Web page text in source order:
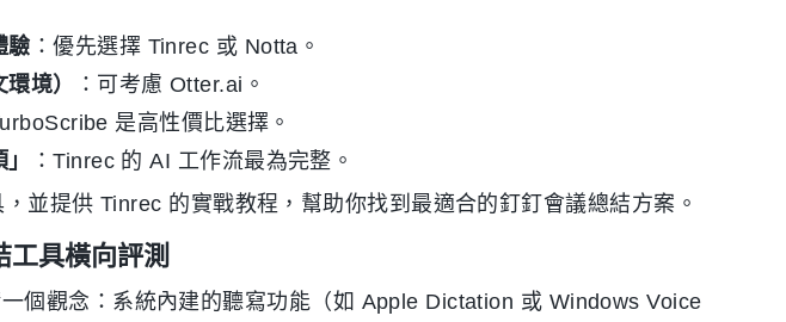
驗 ：優先選擇 Tinrec 或 Notta。
境）
：可考慮 Otter.ai。
是高性價比選擇。
：Tinrec 的 AI 工作流最為完整。
並提供 Tinrec 的實戰教程，幫助你找到最適合的釘釘會議總結方案。
具橫向評測
個觀念：系統內建的聽寫功能（如 Apple Dictation 或 Windows Voice